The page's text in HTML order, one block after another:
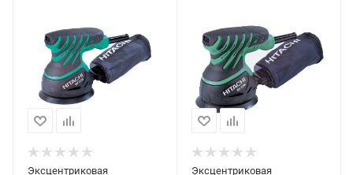
Эксцентриковая
Эксцентриковая